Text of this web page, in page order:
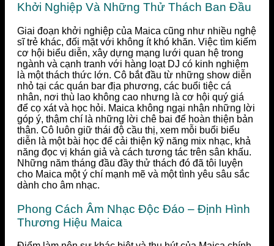
Khởi Nghiệp Và Những Thử Thách Ban Đầu
Giai đoạn khởi nghiệp của Maica cũng như nhiều nghệ
sĩ trẻ khác, đối mặt với không ít khó khăn. Việc tìm kiếm
cơ hội biểu diễn, xây dựng mạng lưới quan hệ trong
ngành và cạnh tranh với hàng loạt DJ có kinh nghiệm
là một thách thức lớn. Cô bắt đầu từ những show diễn
nhỏ tại các quán bar địa phương, các buổi tiệc cá
nhân, nơi thù lao không cao nhưng là cơ hội quý giá
để cọ xát và học hỏi. Maica không ngại nhận những lời
góp ý, thậm chí là những lời chê bai để hoàn thiện bản
thân. Cô luôn giữ thái độ cầu thị, xem mỗi buổi biểu
diễn là một bài học để cải thiện kỹ năng mix nhạc, khả
năng đọc vị khán giả và cách tương tác trên sân khấu.
Những năm tháng đầu đầy thử thách đó đã tôi luyện
cho Maica một ý chí mạnh mẽ và một tình yêu sâu sắc
dành cho âm nhạc.
Phong Cách Âm Nhạc Độc Đáo – Định Hình
Thương Hiệu Maica